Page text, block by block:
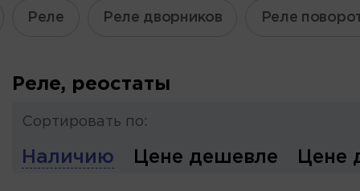
Реле Реле дворников Реле
Реле, реостаты
Сортировать по:
Наличию Цене дешевле Цене